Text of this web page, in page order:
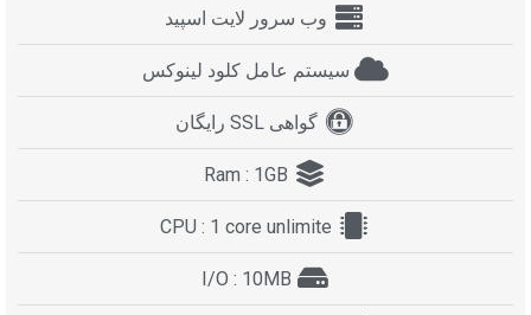
وب سرور لایت اسپید
سیستم عامل کلود لینوکس
گواهی SSL رایگان
Ram : 1GB
CPU : 1 core unlimite
I/O : 10MB